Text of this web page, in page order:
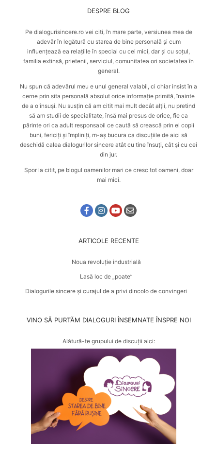
DESPRE BLOG
Pe dialogurisincere.ro vei citi, în mare parte, versiunea mea de
adevăr în legătură cu starea de bine personală și cum
influențează ea relațiile în special cu cei mici, dar și cu soțul,
familia extinsă, prietenii, serviciul, comunitatea ori societatea în
general.
Nu spun că adevărul meu e unul general valabil, ci chiar insist în a
cerne prin sita personală absolut orice informație primită, înainte
de a o însuși. Nu susțin că am citit mai mult decât alții, nu pretind
să am studii de specialitate, însă mai presus de orice, fie ca
părinte ori ca adult responsabil ce caută să crească prin el copii
buni, fericiți și împliniți , m-aș bucura ca discuțiile de aici să
deschidă calea dialogurilor sincere atât cu tine însuți, cât și cu cei
din jur.
Spor la citit, pe blogul oamenilor mari ce cresc tot oameni, doar
mai mici.
ARTICOLE RECENTE
Noua revoluție industrială
Lasă loc de „poate”
Dialogurile sincere și curajul de a privi dincolo de convingeri
VINO SĂ PURTĂM DIALOGURI ÎNSEMNATE ÎNSPRE NOI
Alătură-te grupului de discuții aici: